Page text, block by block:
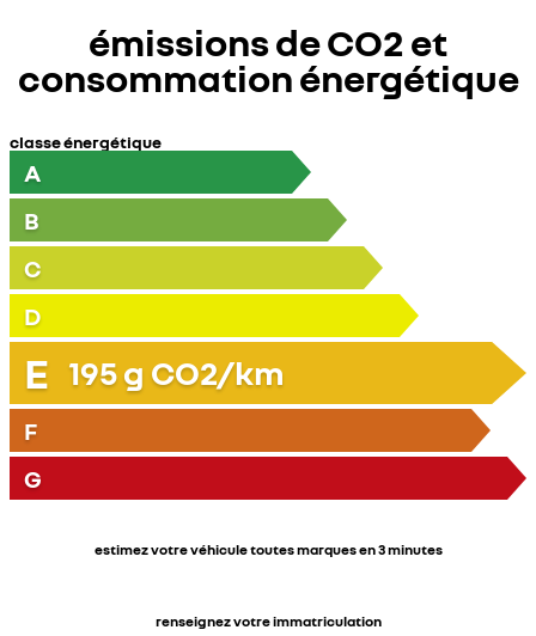
émissions de CO2 et
consommation énergétique
classe énergétique
A
B
C
D
E 195g CO2/km
F
G
estimez votre véhicule toutes marques en 3 minutes
renseignez votre immatriculation